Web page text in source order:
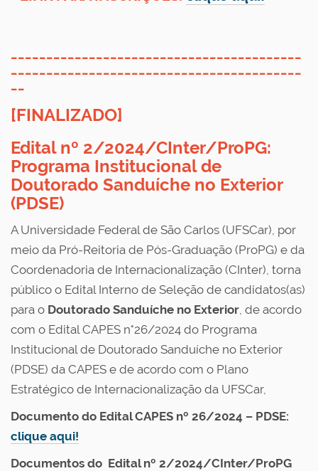
_________________________________________
_________________________________________
__
[FINALIZADO]
Edital nº 2/2024/CInter/ProPG:
Programa Institucional de
Doutorado Sanduíche no Exterior
(PDSE)
A Universidade Federal de São Carlos (UFSCar), por
meio da Pró-Reitoria de Pós-Graduação (ProPG) e da
Coordenadoria de Internacionalização (CInter), torna
público o Edital Interno de Seleção de candidatos(as)
para o Doutorado Sanduíche no Exterior, de acordo
com o Edital CAPES n°26/2024 do Programa
Institucional de Doutorado Sanduíche no Exterior
(PDSE) da CAPES e de acordo com o Plano
Estratégico de Internacionalização da UFSCar,
Documento do Edital CAPES nº 26/2024 – PDSE:
clique aqui!
Documentos do Edital nº 2/2024/CInter/ProPG